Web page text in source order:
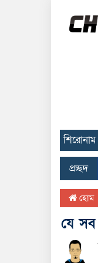
শিরোনাম
প্রচ্ছদ
হোম
যে সব